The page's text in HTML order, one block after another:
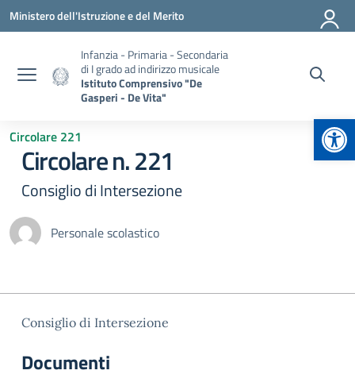
Vai ai contenuti
Vai al menu di navigazione
Vai al footer
Ministero dell'Istruzione e del Merito
Infanzia - Primaria - Secondaria
di I grado ad indirizzo musicale
Istituto Comprensivo "De
Gasperi - De Vita"
Circolare 221
Circolare n. 221
Consiglio di Intersezione
Personale scolastico
Consiglio di Intersezione
Documenti